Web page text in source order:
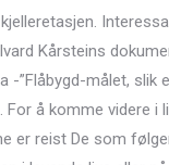
Kårsteins
-”Flåbygd-målet, slik
For å komme videre i
er reist De som